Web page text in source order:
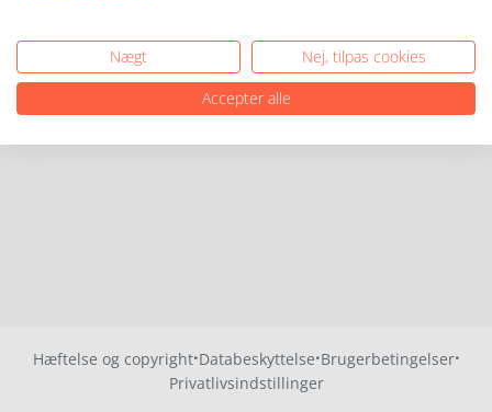
Hæftelse og copyright·Databeskyttelse·Brugerbetingelser·
Privatlivsindstillinger
Nægt
Nej, tilpas cookies
Accepter alle